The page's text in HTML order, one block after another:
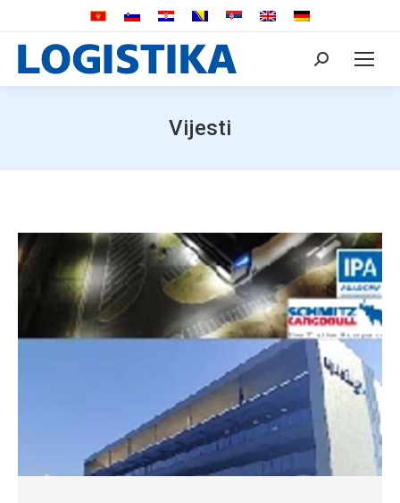
Search:
Vijesti